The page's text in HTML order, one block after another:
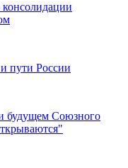
пути России
будущем Союзного